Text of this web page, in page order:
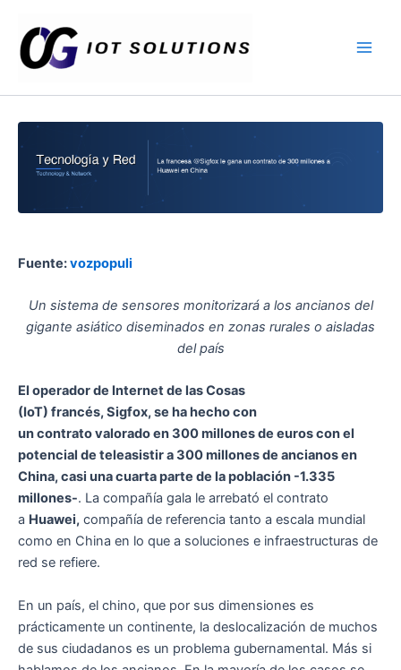
contenido
Fuente:vozpopuli
Un sistema de sensores monitorizará a los ancianos del
gigante asiático diseminados en zonas rurales o aisladas
del país
El operador de Internet de las Cosas
(IoT) francés, Sigfox, se ha hecho con
un contrato valorado en 300 millones de euros con el
potencial de teleasistir a 300 millones de ancianos en
China, casi una cuarta parte de la población -1.335
millones-. La compañía gala le arrebató el contrato
a Huawei, compañía de referencia tanto a escala mundial
como en China en lo que a soluciones e infraestructuras de
red se refiere.
En un país, el chino, que por sus dimensiones es
prácticamente un continente, la deslocalización de muchos
de sus ciudadanos es un problema gubernamental. Más si